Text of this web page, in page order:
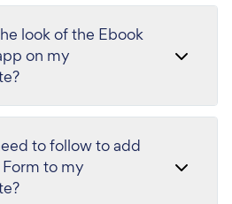
look of the Ebook
on my
to follow to add
to my